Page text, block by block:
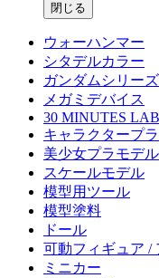
閉じる
ウォーハンマー
シタデルカラー
ガンダムシリーズ
メガミデバイス
30 MINUTES
キャラクタープ
美少女プラモデル
スケールモデル
模型用ツール
模型塗料
ドール
可動フィギュア /
ミニカー